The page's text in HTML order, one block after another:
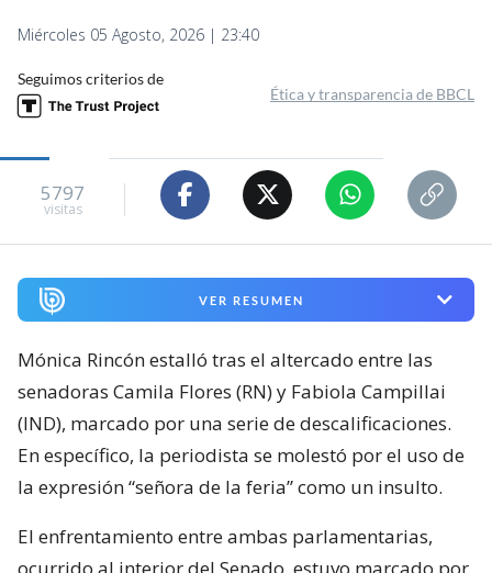
"¡Me indigna!": Mónica Rincón
descalificaciones entre senadoras
Flores y Campillai
Valentina Espinoza Poblete
Miércoles 05 Agosto, 2026 | 23:40
Seguimos criterios de